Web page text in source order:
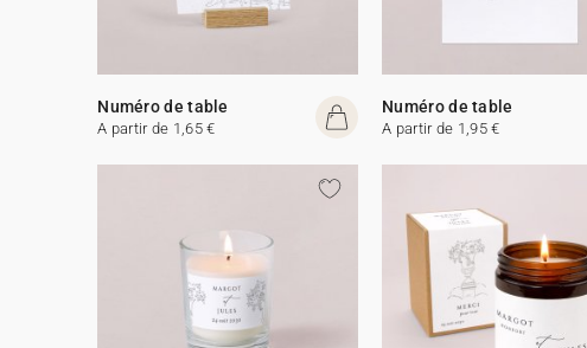
Numéro de table
A partir de 1,65 €
Numéro de table
A partir de 1,95 €